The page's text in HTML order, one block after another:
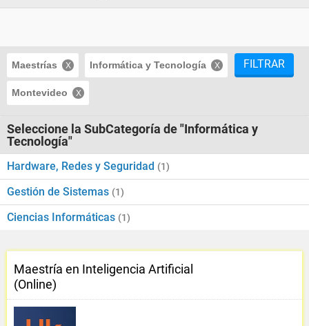
Maestrías Informática y Tecnología
Montevideo
FILTRAR
Seleccione la SubCategoría de "Informática y
Tecnología"
Hardware, Redes y Seguridad (1)
Gestión de Sistemas (1)
Ciencias Informáticas (1)
Maestría en Inteligencia Artificial
(Online)